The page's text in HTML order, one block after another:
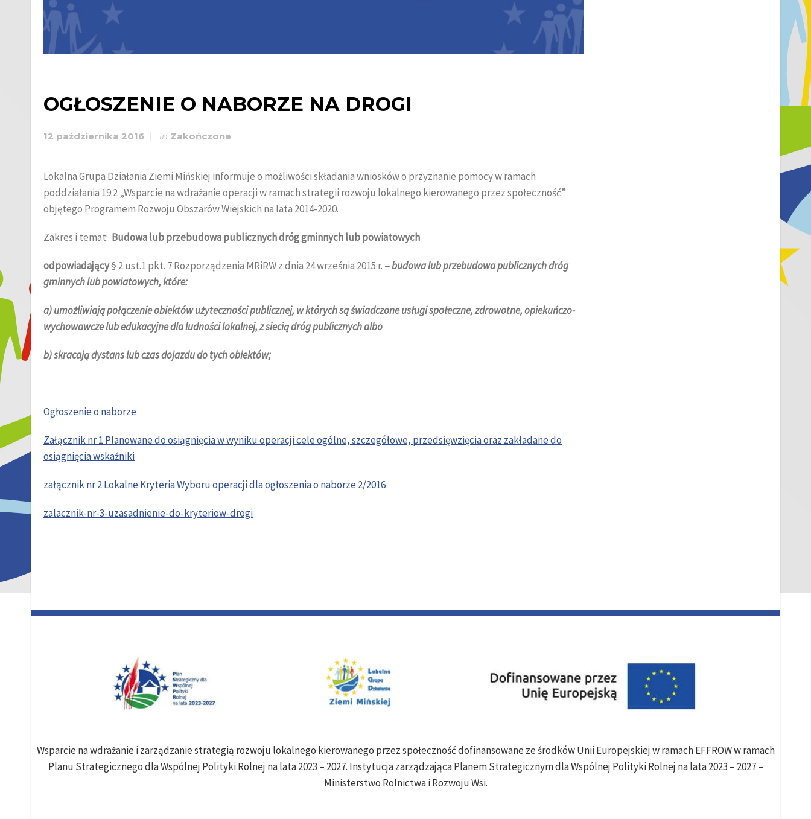
OGŁOSZENIE O NABORZE NA DROGI
12 października 2016 in Zakończone
Lokalna Grupa Działania Ziemi Mińskiej informuje o możliwości składania wniosków o przyznanie pomocy w ramach
poddziałania 19.2 „Wsparcie na wdrażanie operacji w ramach strategii rozwoju lokalnego kierowanego przez społeczność”
objętego Programem Rozwoju Obszarów Wiejskich na lata 2014-2020.
Zakres i temat: Budowa lub przebudowa publicznych dróg gminnych lub powiatowych
odpowiadający§ 2 ust.1 pkt. 7 Rozporządzenia MRiRW z dnia 24 września 2015 r. –budowa lub przebudowa publicznych dróg
gminnych lub powiatowych, które:
a) umożliwiają połączenie obiektów użyteczności publicznej, w których są świadczone usługi społeczne, zdrowotne, opiekuńczo-
wychowawcze lub edukacyjne dla ludności lokalnej, z siecią dróg publicznych albo
b) skracają dystans lub czas dojazdu do tych obiektów;
Ogłoszenie o naborze
Załącznik nr 1 Planowane do osiągnięcia w wyniku operacji cele ogólne, szczegółowe, przedsięwzięcia oraz zakładane do
osiągnięcia wskaźniki
załącznik nr 2 Lokalne Kryteria Wyboru operacji dla ogłoszenia o naborze 2/2016
zalacznik-nr-3-uzasadnienie-do-kryteriow-drogi
Wsparcie na wdrażanie i zarządzanie strategią rozwoju lokalnego kierowanego przez społeczność dofinansowane ze środków Unii Europejskiej w ramach EFFROW w ramach
Planu Strategicznego dla Wspólnej Polityki Rolnej na lata 2023 – 2027. Instytucja zarządzająca Planem Strategicznym dla Wspólnej Polityki Rolnej na lata 2023 – 2027 –
Ministerstwo Rolnictwa i Rozwoju Wsi.